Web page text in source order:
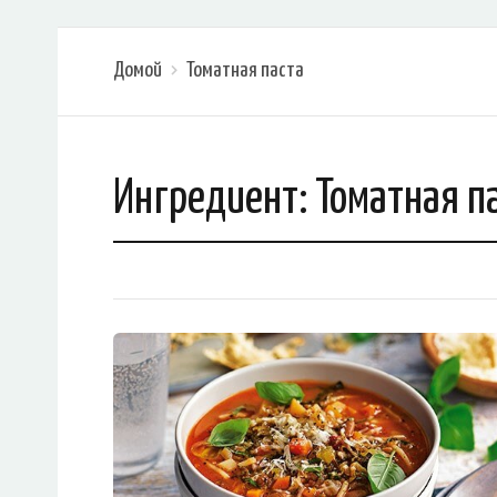
Домой Томатная паста
Ингредиент: Томатная